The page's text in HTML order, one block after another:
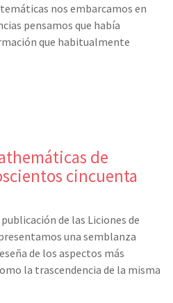
nos embarcamos en
pensamos que había
que habitualmente
de
cincuenta
de las Liciones de
una semblanza
de los aspectos más
la trascendencia de la misma